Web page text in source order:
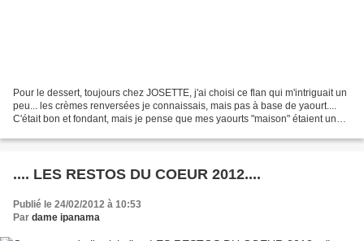
Pour le dessert, toujours chez JOSETTE, j'ai choisi ce flan qui m'intriguait un
peu... les crèmes renversées je connaissais, mais pas à base de yaourt....
C'était bon et fondant, mais je pense que mes yaourts "maison" étaient un
.... LES RESTOS DU COEUR 2012....
Publié le 24/02/2012 à 10:53
Par dame ipanama